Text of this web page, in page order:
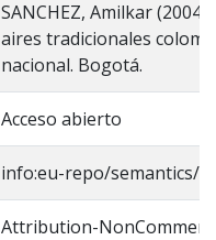
SANCHEZ, Amilkar
aires tradicionales
nacional. Bogotá.
Acceso abierto
info:eu-repo/semantics/
Attribution-